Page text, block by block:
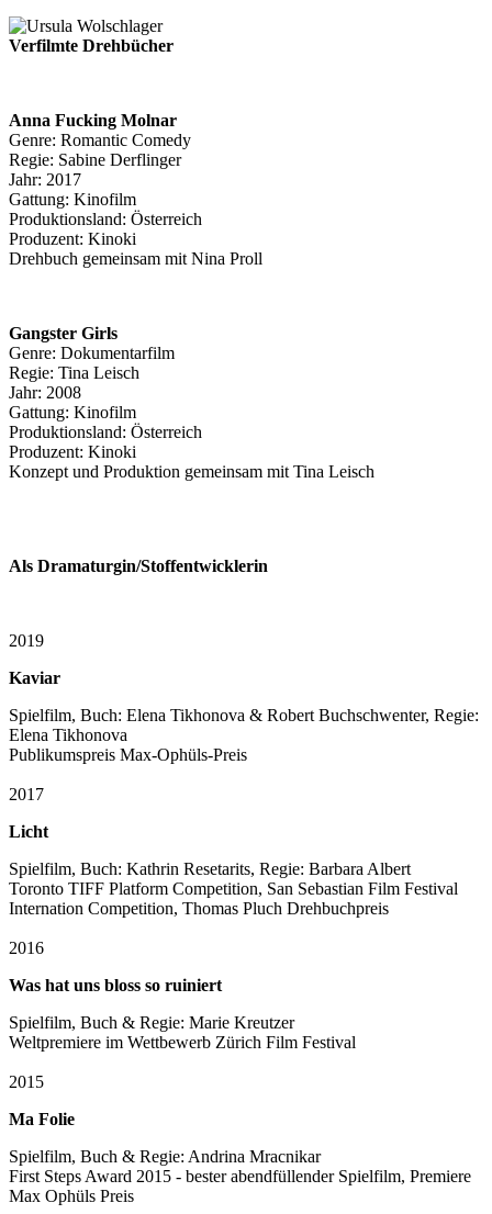
Verfilmte Drehbücher
Anna Fucking Molnar
Genre: Romantic Comedy
Regie: Sabine Derflinger
Jahr: 2017
Gattung: Kinofilm
Produktionsland: Österreich
Produzent: Kinoki
Drehbuch gemeinsam mit Nina Proll
Gangster Girls
Genre: Dokumentarfilm
Regie: Tina Leisch
Jahr: 2008
Gattung: Kinofilm
Produktionsland: Österreich
Produzent: Kinoki
Konzept und Produktion gemeinsam mit Tina Leisch
Als Dramaturgin/Stoffentwicklerin
2019
Kaviar
Spielfilm, Buch: Elena Tikhonova & Robert Buchschwenter, Regie:
Elena Tikhonova
Publikumspreis Max-Ophüls-Preis
2017
Licht
Spielfilm, Buch: Kathrin Resetarits, Regie: Barbara Albert
Toronto TIFF Platform Competition, San Sebastian Film Festival
Internation Competition, Thomas Pluch Drehbuchpreis
2016
Was hat uns bloss so ruiniert
Spielfilm, Buch & Regie: Marie Kreutzer
Weltpremiere im Wettbewerb Zürich Film Festival
2015
Ma Folie
Spielfilm, Buch & Regie: Andrina Mracnikar
First Steps Award 2015 - bester abendfüllender Spielfilm, Premiere
Max Ophüls Preis